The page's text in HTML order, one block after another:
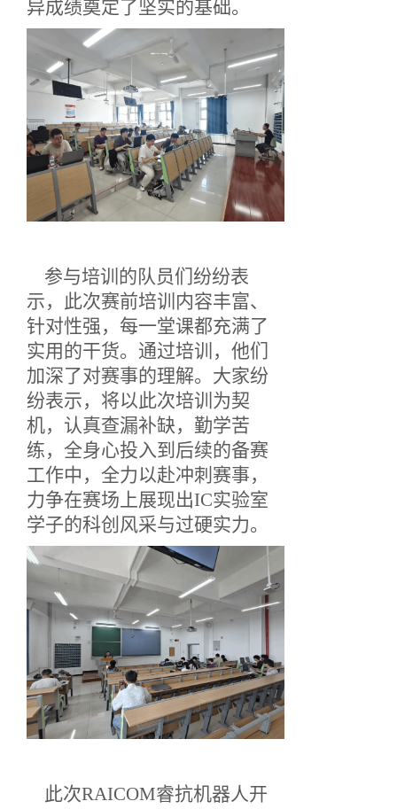
异成绩奠定了坚实的基础。
参与培训的队员们纷纷表
示，此次赛前培训内容丰富、
针对性强，每一堂课都充满了
实用的干货。通过培训，他们
加深了对赛事的理解。 大家纷
纷表示，将以此次培训为契
机，认真查漏补缺，勤学苦
练，全身心投入到后续的备赛
工作中，全力以赴冲刺赛事，
力争在赛场上展现出IC实验室
学子的科创风采与过硬实力。
此次RAICOM睿抗机器人开